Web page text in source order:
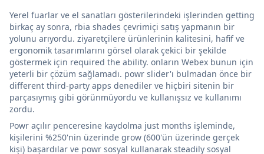
Yerel fuarlar ve el sanatları gösterilerindeki işlerinden getting
birkaç ay sonra, rbia shades çevrimiçi satış yapmanın bir
yolunu arıyordu. ziyaretçilere ürünlerinin kalitesini, hafif ve
ergonomik tasarımlarını görsel olarak çekici bir şekilde
göstermek için required the ability. onların Webex bunun için
yeterli bir çözüm sağlamadı. powr slider'ı bulmadan önce bir
different third-party apps denediler ve hiçbiri sitenin bir
parçasıymış gibi görünmüyordu ve kullanışsız ve kullanımı
zordu.
Powr açılır penceresine kaydolma just months işleminde,
kişilerini %250'nin üzerinde grow (600'ün üzerinde gerçek
kişi) başardılar ve powr sosyal kullanarak steadily sosyal